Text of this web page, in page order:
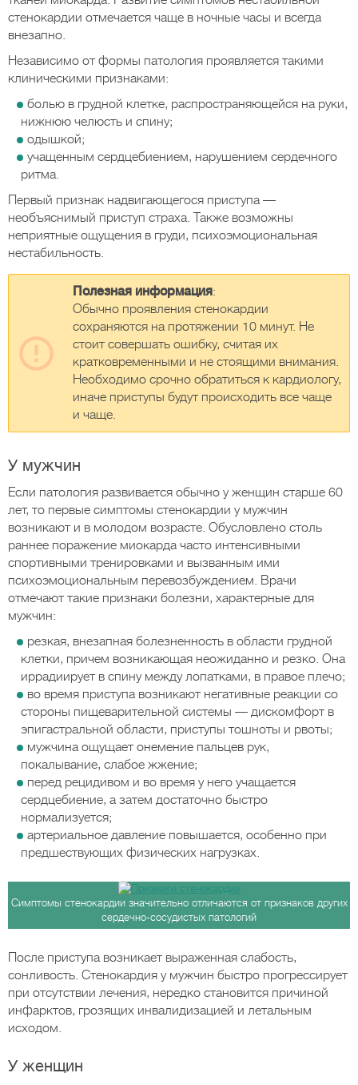
стенокардии отмечается чаще в ночные часы и всегда
внезапно.
Независимо от формы патология проявляется такими
клиническими признаками:
болью в грудной клетке, распространяющейся на руки,
нижнюю челюсть и спину;
одышкой;
учащенным сердцебиением, нарушением сердечного
ритма.
Первый признак надвигающегося приступа —
необъяснимый приступ страха. Также возможны
неприятные ощущения в груди, психоэмоциональная
нестабильность.
Полезная информация:
Обычно проявления стенокардии
сохраняются на протяжении 10 минут. Не
стоит совершать ошибку, считая их
кратковременными и не стоящими внимания.
Необходимо срочно обратиться к кардиологу,
иначе приступы будут происходить все чаще
и чаще.
У мужчин
Если патология развивается обычно у женщин старше 60
лет, то первые симптомы стенокардии у мужчин
возникают и в молодом возрасте. Обусловлено столь
раннее поражение миокарда часто интенсивными
спортивными тренировками и вызванным ими
психоэмоциональным перевозбуждением. Врачи
отмечают такие признаки болезни, характерные для
мужчин:
резкая, внезапная болезненность в области грудной
клетки, причем возникающая неожиданно и резко. Она
иррадиирует в спину между лопатками, в правое плечо;
во время приступа возникают негативные реакции со
стороны пищеварительной системы — дискомфорт в
эпигастральной области, приступы тошноты и рвоты;
мужчина ощущает онемение пальцев рук,
покалывание, слабое жжение;
перед рецидивом и во время у него учащается
сердцебиение, а затем достаточно быстро
нормализуется;
артериальное давление повышается, особенно при
предшествующих физических нагрузках.
Симптомы стенокардии значительно отличаются от признаков других
сердечно-сосудистых патологий
После приступа возникает выраженная слабость,
сонливость. Стенокардия у мужчин быстро прогрессирует
при отсутствии лечения, нередко становится причиной
инфарктов, грозящих инвалидизацией и летальным
исходом.
У женщин